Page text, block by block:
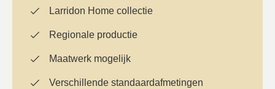
Larridon Home collectie
Regionale productie
Maatwerk mogelijk
Verschillende standaardafmetingen